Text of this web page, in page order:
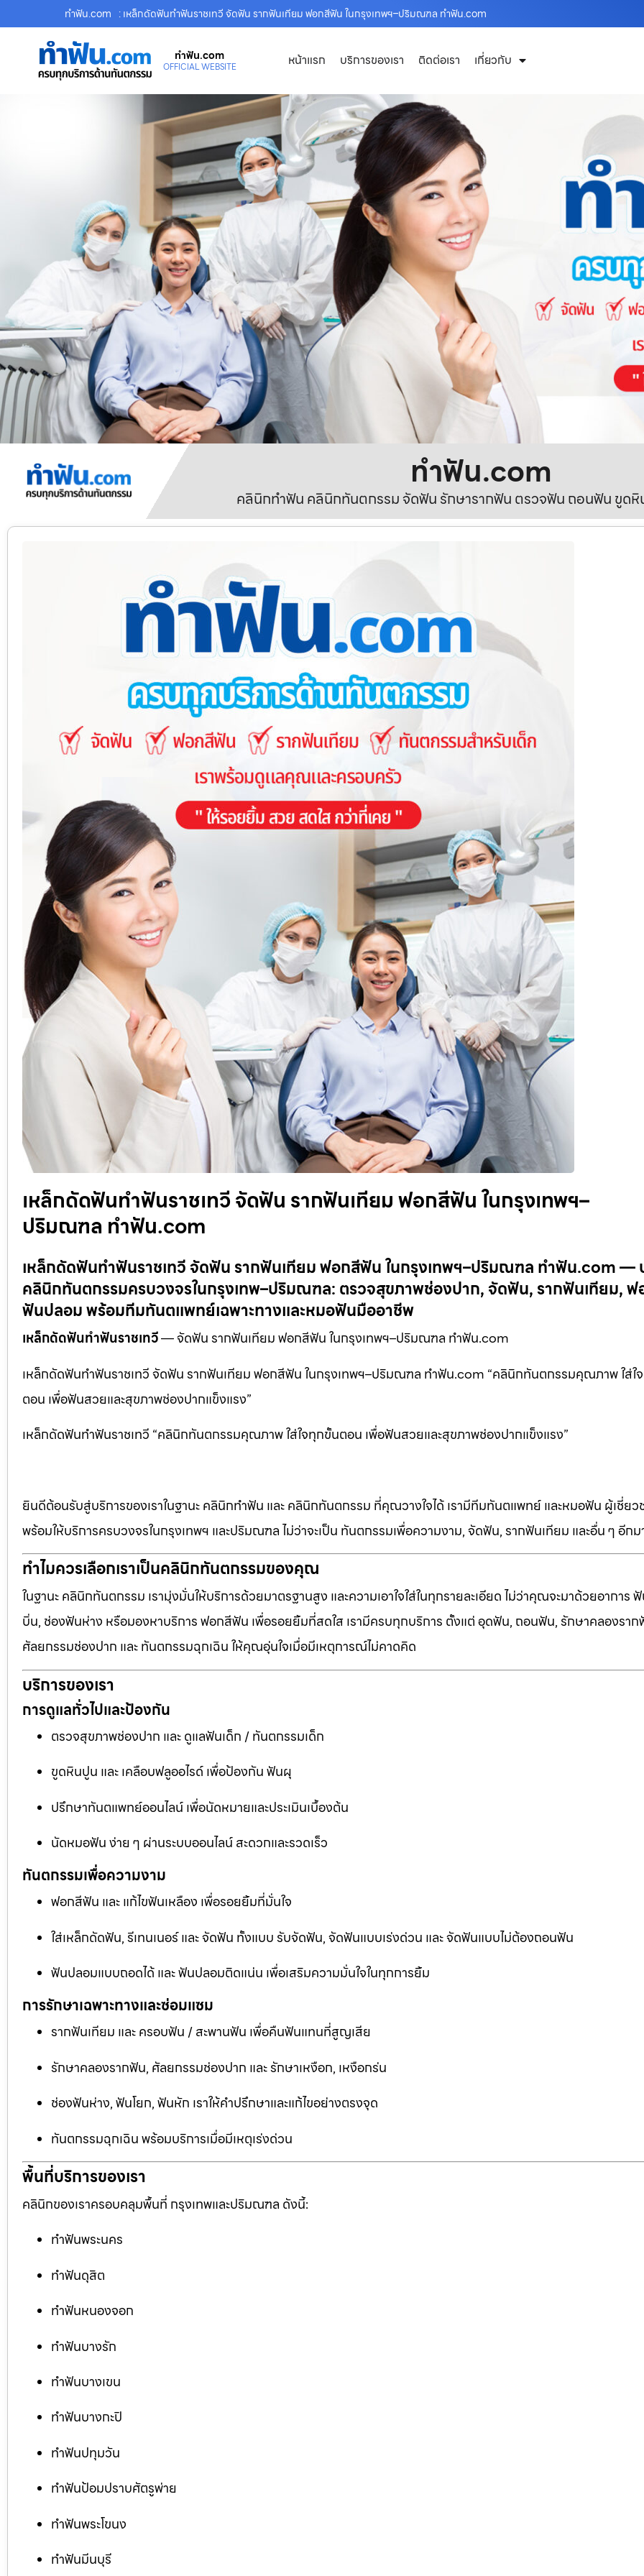
ทําฟัน.com : เหล็กดัดฟันทำฟันราชเทวี จัดฟัน รากฟันเทียม ฟอกสีฟัน ในกรุงเทพฯ–ปริมณฑล ทำฟัน.com
ทําฟัน.com
OFFICIAL WEBSITE หน้าแรก บริการของเรา ติดต่อเรา เกี่ยวกับ
ทําฟัน.com
คลินิกทำฟัน คลินิกทันตกรรม จัดฟัน รักษารากฟัน ตรวจฟัน ถอนฟัน ขูด
เหล็กดัดฟันทำฟันราชเทวี จัดฟัน รากฟันเทียม ฟอกสีฟัน ในกรุงเทพฯ–
ปริมณฑล ทำฟัน.com
เหล็กดัดฟันทำฟันราชเทวี จัดฟัน รากฟันเทียม ฟอกสีฟัน ในกรุงเทพฯ–ปริมณฑล ทำฟัน.com —
คลินิกทันตกรรมครบวงจรในกรุงเทพ–ปริมณฑล: ตรวจสุขภาพช่องปาก, จัดฟัน, รากฟันเทียม,
ฟันปลอม พร้อมทีมทันตแพทย์เฉพาะทางและหมอฟันมืออาชีพ
เหล็กดัดฟันทำฟันราชเทวี— จัดฟัน รากฟันเทียม ฟอกสีฟัน ในกรุงเทพฯ–ปริมณฑล ทำฟัน.com
เหล็กดัดฟันทำฟันราชเทวี จัดฟัน รากฟันเทียม ฟอกสีฟัน ในกรุงเทพฯ–ปริมณฑล ทำฟัน.com “คลินิกทันตกรรมคุณภาพ ใส่ใ
ตอน เพื่อฟันสวยและสุขภาพช่องปากแข็งแรง”
เหล็กดัดฟันทำฟันราชเทวี “คลินิกทันตกรรมคุณภาพ ใส่ใจทุกขั้นตอน เพื่อฟันสวยและสุขภาพช่องปากแข็งแรง”
ยินดีต้อนรับสู่บริการของเราในฐานะ คลินิกทำฟัน และ คลินิกทันตกรรม ที่คุณวางใจได้ เรามีทีมทันตแพทย์ และหมอฟัน ผู้เชี่ย
พร้อมให้บริการครบวงจรในกรุงเทพฯ และปริมณฑล ไม่ว่าจะเป็น ทันตกรรมเพื่อความงาม, จัดฟัน, รากฟันเทียม และอื่น ๆ อีก
ทำไมควรเลือกเราเป็นคลินิกทันตกรรมของคุณ
ในฐานะ คลินิกทันตกรรม เรามุ่งมั่นให้บริการด้วยมาตรฐานสูง และความเอาใจใส่ในทุกรายละเอียด ไม่ว่าคุณจะมาด้วยอาการ
บิ่น, ช่องฟันห่าง หรือมองหาบริการ ฟอกสีฟัน เพื่อรอยยิ้มที่สดใส เรามีครบทุกบริการ ตั้งแต่ อุดฟัน, ถอนฟัน, รักษาคลองรา
ศัลยกรรมช่องปาก และ ทันตกรรมฉุกเฉิน ให้คุณอุ่นใจเมื่อมีเหตุการณ์ไม่คาดคิด
บริการของเรา
การดูแลทั่วไปและป้องกัน
ตรวจสุขภาพช่องปาก และ ดูแลฟันเด็ก / ทันตกรรมเด็ก
ขูดหินปูน และ เคลือบฟลูออไรด์ เพื่อป้องกัน ฟันผุ
ปรึกษาทันตแพทย์ออนไลน์ เพื่อนัดหมายและประเมินเบื้องต้น
นัดหมอฟัน ง่าย ๆ ผ่านระบบออนไลน์ สะดวกและรวดเร็ว
ทันตกรรมเพื่อความงาม
ฟอกสีฟัน และ แก้ไขฟันเหลือง เพื่อรอยยิ้มที่มั่นใจ
ใส่เหล็กดัดฟัน, รีเทนเนอร์ และ จัดฟัน ทั้งแบบ รับจัดฟัน, จัดฟันแบบเร่งด่วน และ จัดฟันแบบไม่ต้องถอนฟัน
ฟันปลอมแบบถอดได้ และ ฟันปลอมติดแน่น เพื่อเสริมความมั่นใจในทุกการยิ้ม
การรักษาเฉพาะทางและซ่อมแซม
รากฟันเทียม และ ครอบฟัน / สะพานฟัน เพื่อคืนฟันแทนที่สูญเสีย
รักษาคลองรากฟัน, ศัลยกรรมช่องปาก และ รักษาเหงือก, เหงือกร่น
ช่องฟันห่าง, ฟันโยก, ฟันหัก เราให้คำปรึกษาและแก้ไขอย่างตรงจุด
ทันตกรรมฉุกเฉิน พร้อมบริการเมื่อมีเหตุเร่งด่วน
พื้นที่บริการของเรา
คลินิกของเราครอบคลุมพื้นที่ กรุงเทพและปริมณฑล ดังนี้:
ทำฟันพระนคร
ทำฟันดุสิต
ทำฟันหนองจอก
ทำฟันบางรัก
ทำฟันบางเขน
ทำฟันบางกะปิ
ทำฟันปทุมวัน
ทำฟันป้อมปราบศัตรูพ่าย
ทำฟันพระโขนง
ทำฟันมีนบุรี